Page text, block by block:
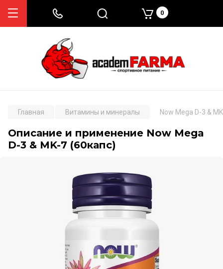
0
Главная Витамины и минералы Now Mega D-3 &
Описание и применение Now Mega
D-3 & MK-7 (60капс)